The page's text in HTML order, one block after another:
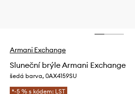
Armani Exchange
Sluneční brýle Armani Exchange
šedá barva, 0AX4159SU
*-5 % s kódem: LST